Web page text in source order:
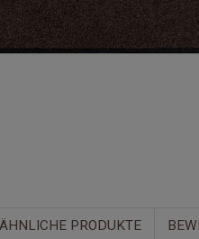
ÄHNLICHE PRODUKTE